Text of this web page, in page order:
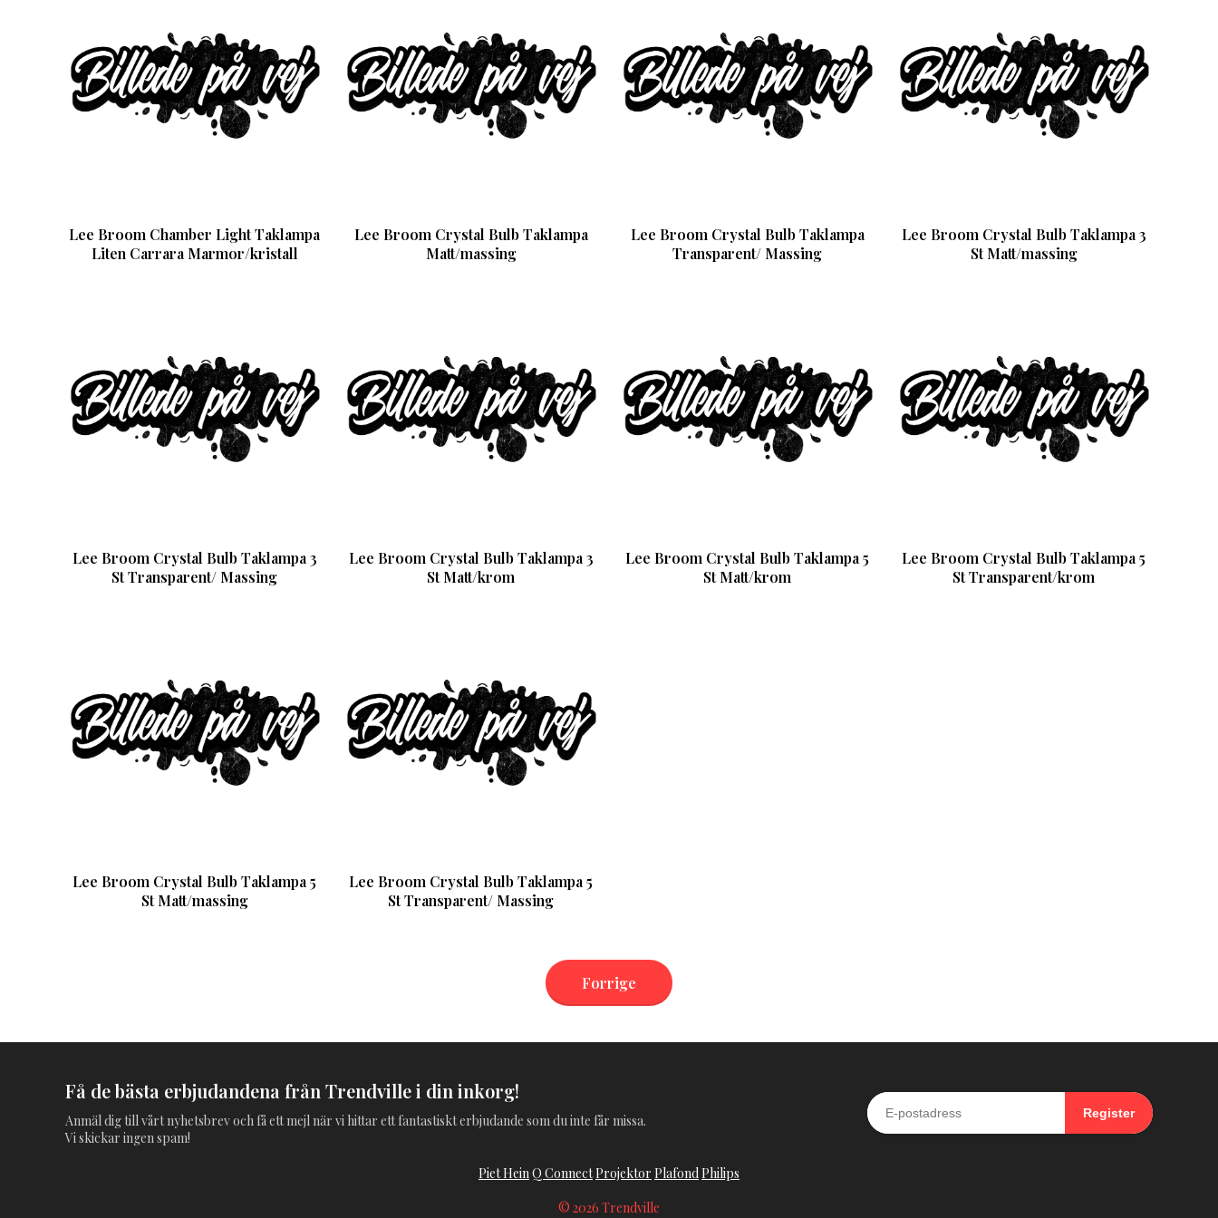
Lee Broom Chamber Light Taklampa
Liten Carrara Marmor/kristall
Lee Broom Crystal Bulb Taklampa
Matt/massing
Lee Broom Crystal Bulb Taklampa
Transparent/ Massing
Lee Broom Crystal Bulb Taklampa 3
St Matt/massing
Lee Broom Crystal Bulb Taklampa 3
St Transparent/ Massing
Lee Broom Crystal Bulb Taklampa 3
St Matt/krom
Lee Broom Crystal Bulb Taklampa 5
St Matt/krom
Lee Broom Crystal Bulb Taklampa 5
St Transparent/krom
Lee Broom Crystal Bulb Taklampa 5
St Matt/massing
Lee Broom Crystal Bulb Taklampa 5
St Transparent/ Massing
Forrige
Få de bästa erbjudandena från Trendville i din inkorg!
Anmäl dig till vårt nyhetsbrev och få ett mejl när vi hittar ett fantastiskt erbjudande som du inte får missa.
Vi skickar ingen spam!
Register
Piet HeinQ ConnectProjektor PlafondPhilips
© 2026 Trendville